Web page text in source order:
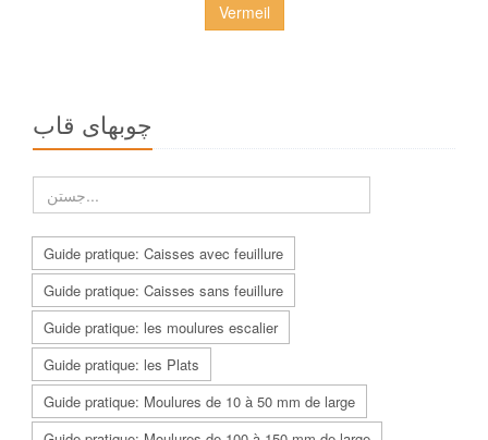
Vermeil
چوبهاى قاب
Guide pratique: Caisses avec feuillure
Guide pratique: Caisses sans feuillure
Guide pratique: les moulures escalier
Guide pratique: les Plats
Guide pratique: Moulures de 10 à 50 mm de large